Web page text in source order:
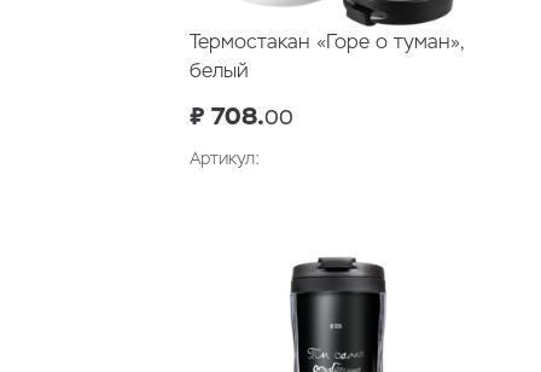
Термостакан «Горе о туман»,
белый
₽ 708.00
Артикул: